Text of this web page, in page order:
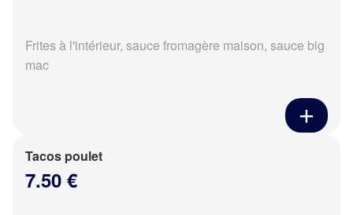
Frites à l'intérieur, sauce fromagère maison, sauce big
mac
Tacos poulet
7.50 €